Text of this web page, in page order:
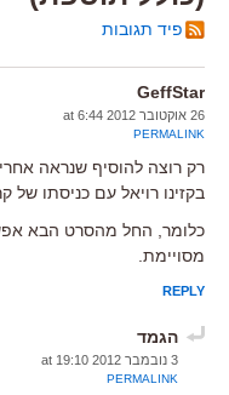
פיד תגובות
GeffStar
26 אוקטובר 2012 at 6:44
PERMALINK
רק רוצה להוסיף שנראה
בקזינו רויאל עם כניסתו של
כלומר, החל מהסרט הבא
מסויימת.
REPLY
הגמד
3 נובמבר 2012 at 19:10
PERMALINK